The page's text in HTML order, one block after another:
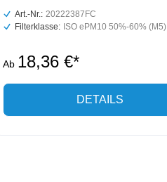
Art.-Nr.: 20222387FC
Filterklasse: ISO ePM10 50%-60% (M5)
Ab 18,36 €*
DETAILS